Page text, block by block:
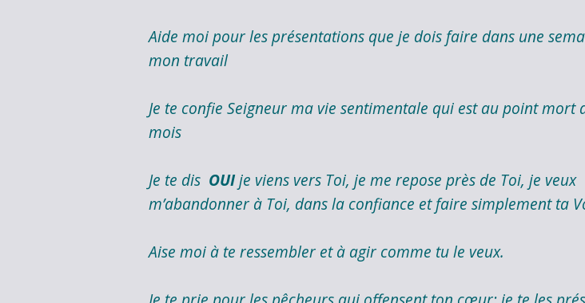
Aide moi pour les présentations que je dois faire dans une
mon travail
Je te confie Seigneur ma vie sentimentale qui est au point mort
mois
Je te dis OUIje viens vers Toi, je me repose près de Toi, je veux
m’abandonner à Toi, dans la confiance et faire simplement ta
Aise moi à te ressembler et à agir comme tu le veux.